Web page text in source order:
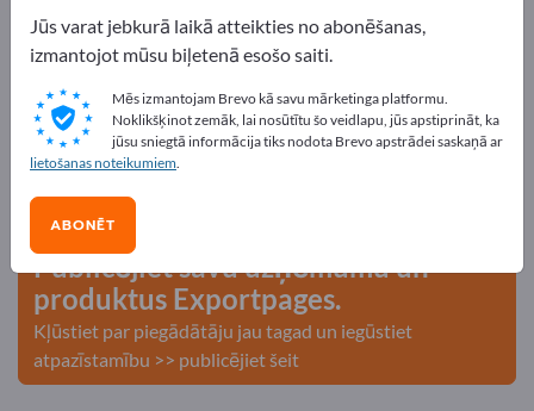
Hidraulika un pneimatika
Kompresori
Gāzes kompresori
Reklāmējieties bez maksas
Exportpages!
kontakti >> sāciet šeit
Publicējiet savu uzņēmumu un
produktus Exportpages.
Kļūstiet par piegādātāju jau tagad un iegūstiet
atpazīstamību >> publicējiet šeit
Jūs varat jebkurā laikā atteikties no abonēšanas,
izmantojot mūsu biļetenā esošo saiti.
Mēs izmantojam Brevo kā savu mārketinga platformu.
Noklikšķinot zemāk, lai nosūtītu šo veidlapu, jūs apstiprināt, ka
jūsu sniegtā informācija tiks nodota Brevo apstrādei saskaņā ar
lietošanas noteikumiem.
ABONĒT